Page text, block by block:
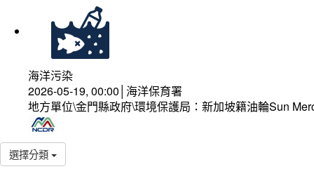
海洋污染
2026-05-19, 00:00│海洋保育署
地方單位\金門縣政府\環境保護局：新加坡籍油輪Sun
選擇分類